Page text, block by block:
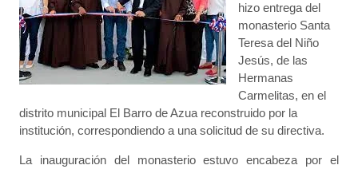
hizo entrega del
monasterio Santa
Teresa del Niño
Jesús, de las
Hermanas
Carmelitas, en el
distrito municipal El Barro de Azua reconstruido por la
institución, correspondiendo a una solicitud de su directiva.
La inauguración del monasterio estuvo encabeza por el